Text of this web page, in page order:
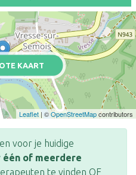
KAART
Leaflet | ©OpenStreetMapcontributors
voor je huidige
of meerdere
te vinden OF